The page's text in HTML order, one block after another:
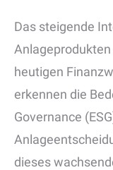
Das steigende
heutigen
erkennen die
Governance
dieses